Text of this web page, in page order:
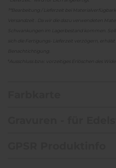
³*Bearbeitung / Lieferzeit bei
Versandzeit . Da wir die dazu verwendeten
Schwankungen im Lagerbestand kommen.
sich die Fertigungs- Lieferzeit verzögern,
Benachtichtigung.
⁴Ausschluss bzw. vorzeitiges Erlöschen des